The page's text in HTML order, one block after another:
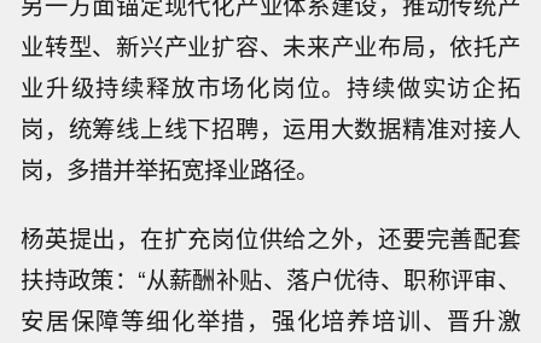
业转型、新兴产业扩容、未来产业布局，依托产
业升级持续释放市场化岗位。持续做实访企拓
岗，统筹线上线下招聘，运用大数据精准对接人
岗，多措并举拓宽择业路径。
杨英提出，在扩充岗位供给之外，还要完善配套
扶持政策：“从薪酬补贴、落户优待、职称评审、
安居保障等细化举措，强化培养培训、晋升激